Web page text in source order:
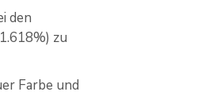
den
zu
Farbe und